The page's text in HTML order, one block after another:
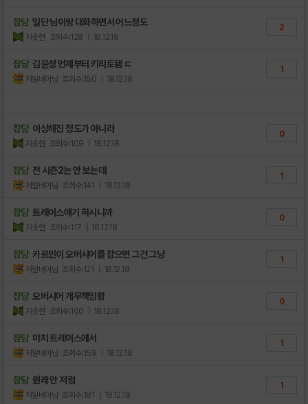
잡담 일단 님이랑 대화하면서 어느정도
지솟현 조회수:128 | 18.12.18
2
잡담 김윤성 언제부터 키리토됌 ㄷ
저알바아님 조회수:150 | 18.12.18
1
잡담 이상해진 정도가 아니라
지솟현 조회수:109 | 18.12.18
0
잡담 전 시즌2는 안 보는데
저알바아님 조회수:141 | 18.12.18
1
잡담 트레이스얘기 하시니까
지솟현 조회수:117 | 18.12.18
0
잡담 카르민이 오버시어를 잡으면 그건 그냥
저알바아님 조회수:121 | 18.12.18
1
잡담 오버시어 개무책임함
지솟현 조회수:160 | 18.12.18
0
잡담 마치 트레이스에서
저알바아님 조회수:159 | 18.12.18
1
잡담 원래 안 저럼
저알바아님 조회수:181 | 18.12.18
1